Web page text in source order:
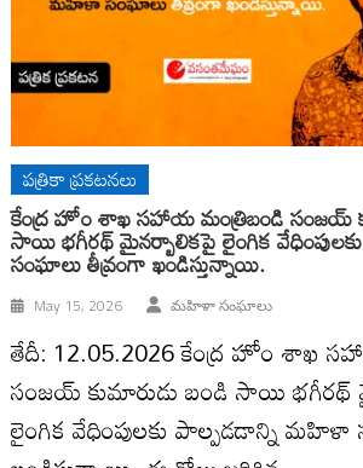
పత్రికా ప్రకటనలు
కేంద్ర హోం శాఖ సహాయ మంత్రిబండి సంజయ్
సాయి భగీరథ్ మైనర్బాలికపై లైంగిక
సంఘాలు తీవ్రంగా ఖండిస్తున్నాయి.
May 15, 2026 మహిళా సంఘాలు
తేదీ: 12.05.2026 కేంద్ర హోం శాఖ
సంజయ్ కుమారుడు బండి సాయి
లైంగిక వేధింపులకు పాల్పడడాన్ని మహిళా